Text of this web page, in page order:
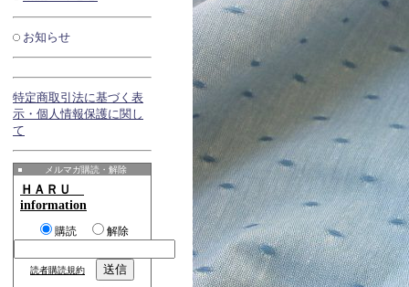
お知らせ
特定商取引法に基づく表
示・個人情報保護に関し
て
メルマガ購読・解除
ＨＡＲＵ
information
購読 解除
読者購読規約